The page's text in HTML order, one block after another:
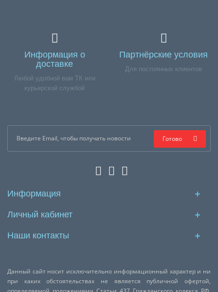
Информация о
доставке
Любой удобной вам ТК или
курьерской службой
Партнёрские условия
Для постоянных клиентов
Готово
Информация
Личный кабинет
Наши контакты
Данный сайт носит исключительно информационный характер и ни
при каких обстоятельствах не является публичной офертой,